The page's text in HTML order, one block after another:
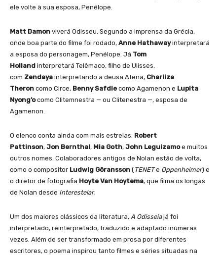
ele volte à sua esposa, Penélope.
Matt Damon viverá Odisseu. Segundo a imprensa da Grécia,
onde boa parte do filme foi rodado, Anne Hathawayinterpretará
a esposa do personagem, Penélope. Já Tom
Holland interpretará Telêmaco, filho de Ulisses,
com Zendaya interpretando a deusa Atena, Charlize
Theron como Circe, Benny Safdie como Agamenon e Lupita
Nyong’ocomo Clitemnestra — ou Clitenestra —, esposa de
Agamenon.
O elenco conta ainda com mais estrelas: Robert
Pattinson, Jon Bernthal, Mia Goth, John Leguizamoe muitos
outros nomes. Colaboradores antigos de Nolan estão de volta,
como o compositor Ludwig Göransson (TENETe Oppenheimer) e
o diretor de fotografia Hoyte Van Hoytema, que filma os longas
de Nolan desde Interestelar.
Um dos maiores clássicos da literatura, A Odisseiajá foi
interpretado, reinterpretado, traduzido e adaptado inúmeras
vezes. Além de ser transformado em prosa por diferentes
escritores, o poema inspirou tanto filmes e séries situadas na